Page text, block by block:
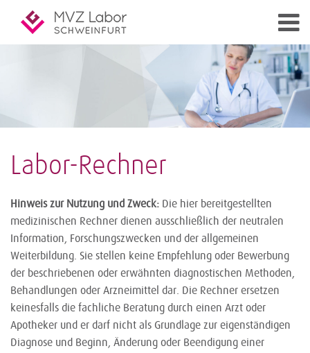
Labor-Rechner
Hinweis zur Nutzung und Zweck: Die hier bereitgestellten
medizinischen Rechner dienen ausschließlich der neutralen
Information, Forschungszwecken und der allgemeinen
Weiterbildung. Sie stellen keine Empfehlung oder Bewerbung
der beschriebenen oder erwähnten diagnostischen Methoden,
Behandlungen oder Arzneimittel dar. Die Rechner ersetzen
keinesfalls die fachliche Beratung durch einen Arzt oder
Apotheker und er darf nicht als Grundlage zur eigenständigen
Diagnose und Beginn, Änderung oder Beendigung einer